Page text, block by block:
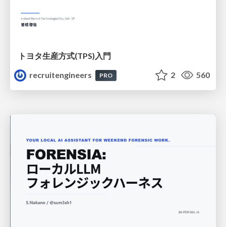
トヨタ⽣産⽅式(TPS)⼊⾨
recruitengineers
PRO 2 560